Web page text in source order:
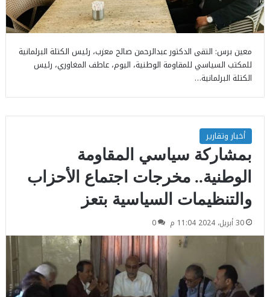
معين برس: التقى الدكتور عبدالرحمن صالح معزب، رئيس الكتلة البرلمانية
للمكتب السياسي للمقاومة الوطنية، اليوم، عاطف المغاوري، رئيس
الكتلة البرلمانية…
أخبار وتقارير
بمشاركة سياسي المقاومة
الوطنية.. مخرجات اجتماع الأحزاب
والتنظيمات السياسية بتعز
30 أبريل، 2024 11:04 م 0